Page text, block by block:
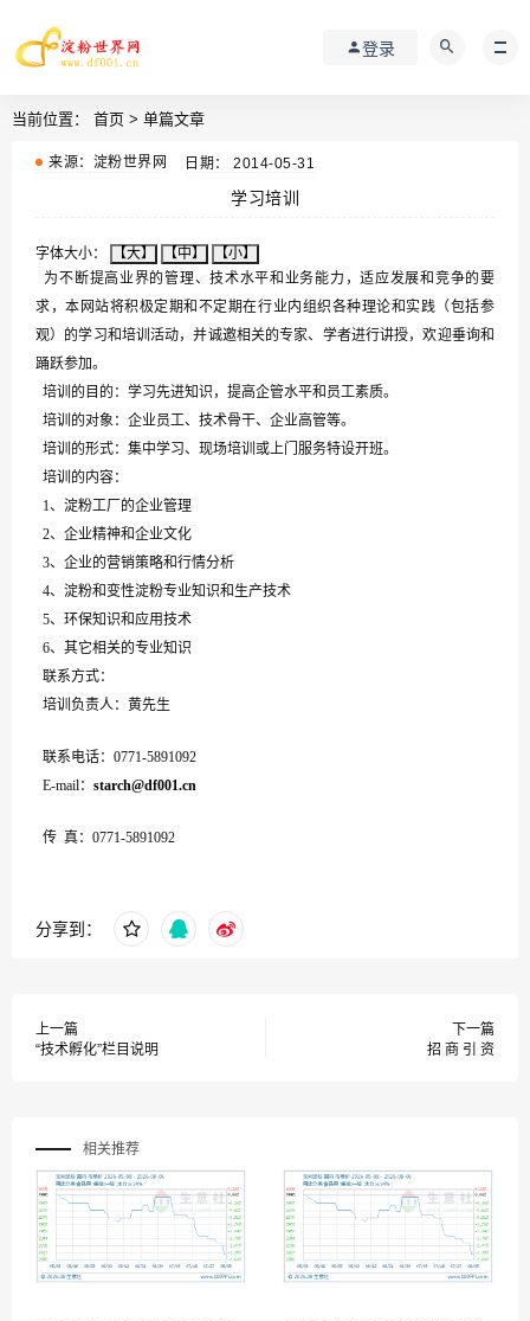
登录
当前位置： 首页 > 单篇文章
来源：淀粉世界网 日期： 2014-05-31
学习培训
字体大小： 【大】 【中】
【小】
为不断提高业界的管理、技术水平和业务能力，适应发展和竞争的要
求，本网站将积极定期和不定期在行业内组织各种理论和实践（包括参
观）的学习和培训活动，并诚邀相关的专家、学者进行讲授，欢迎垂询和
踊跃参加。
培训的目的：学习先进知识，提高企管水平和员工素质。
培训的对象：企业员工、技术骨干、企业高管等。
培训的形式：集中学习、现场培训或上门服务特设开班。
培训的内容：
1、淀粉工厂的企业管理
2、企业精神和企业文化
3、企业的营销策略和行情分析
4、淀粉和变性淀粉专业知识和生产技术
5、环保知识和应用技术
6、其它相关的专业知识
联系方式：
培训负责人：黄先生
联系电话：0771-5891092
E-mail： starch@df001.cn
传 真：0771-5891092
分享到：
上一篇
“技术孵化”栏目说明
下一篇
招 商 引 资
相关推荐